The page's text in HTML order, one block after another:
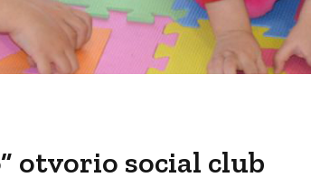
otvorio social club